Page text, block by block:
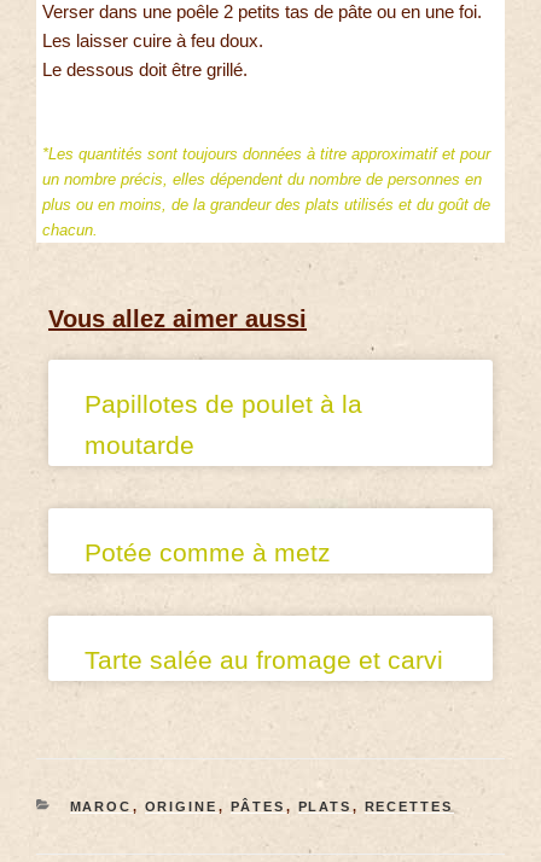
Verser dans une poêle 2 petits tas de pâte ou en une foi.
Les laisser cuire à feu doux.
Le dessous doit être grillé.
*Les quantités sont toujours données à titre approximatif et pour
un nombre précis, elles dépendent du nombre de personnes en
plus ou en moins, de la grandeur des plats utilisés et du goût de
chacun.
Vous allez aimer aussi
Papillotes de poulet à la
moutarde
Potée comme à metz
Tarte salée au fromage et carvi
MAROC , ORIGINE , PÂTES , PLATS , RECETTES